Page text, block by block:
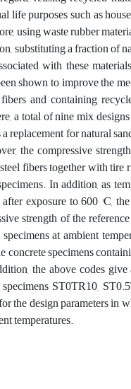
purposes such as
using waste rubber
substituting a fraction of
with these
shown to improve the
and containing
a total of nine mix
for natural
the compressive
fibers together with tire
In addition, as
exposure to 600 °C,
strength of the
at ambient
specimens
the above codes
ST0TR10,
the design parameters in
temperatures.